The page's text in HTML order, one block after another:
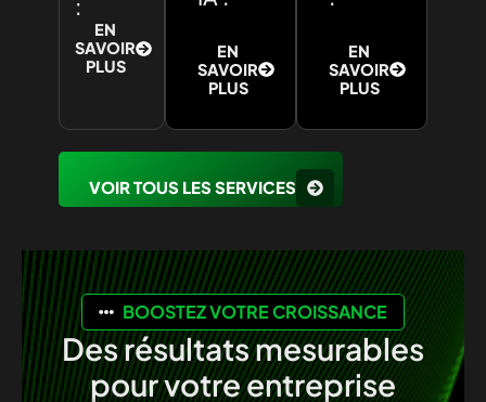
:
EN
SAVOIR
PLUS
EN
SAVOIR
PLUS
EN
SAVOIR
PLUS
VOIR TOUS LES SERVICES
BOOSTEZ VOTRE CROISSANCE
Des résultats mesurables
pour votre entreprise